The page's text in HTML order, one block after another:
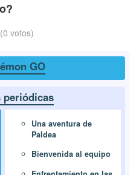
0 votos)
GO
periódicas
Una aventura de
Paldea
Bienvenida al equipo